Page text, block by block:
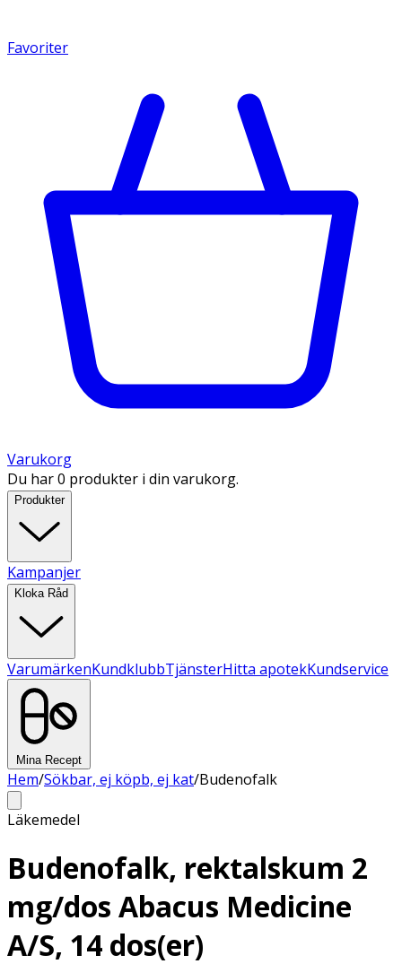
Favoriter
Varukorg
Du har 0 produkter i din varukorg.
Produkter
Kampanjer
Kloka Råd
VarumärkenKundklubbTjänsterHitta apotekKundservice
Mina Recept
Hem/Sökbar, ej köpb, ej kat/Budenofalk
Läkemedel
Budenofalk, rektalskum 2
mg/dos Abacus Medicine
A/S, 14 dos(er)